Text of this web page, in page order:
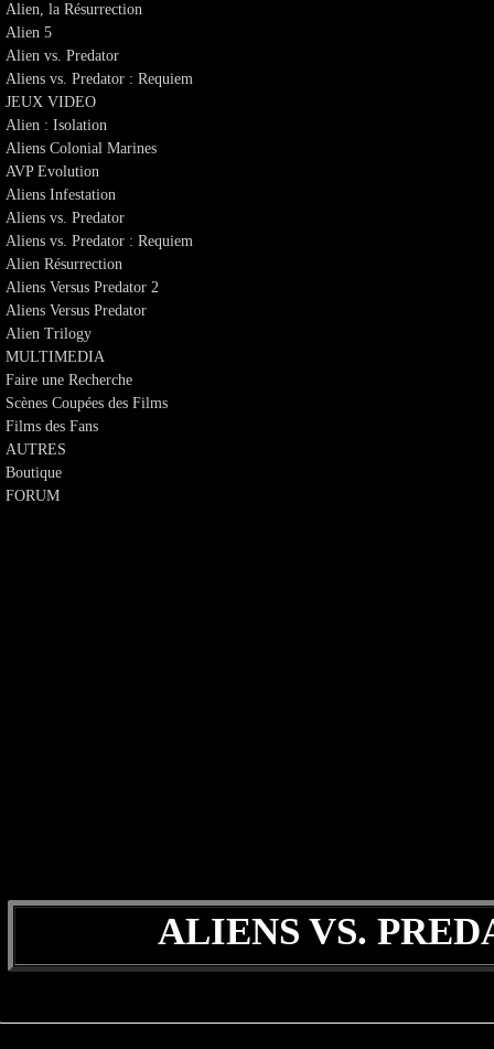
Alien, la Résurrection
Alien 5
Alien vs. Predator
Aliens vs. Predator : Requiem
JEUX VIDEO
Alien : Isolation
Aliens Colonial Marines
AVP Evolution
Aliens Infestation
Aliens vs. Predator
Aliens vs. Predator : Requiem
Alien Résurrection
Aliens Versus Predator 2
Aliens Versus Predator
Alien Trilogy
MULTIMEDIA
Faire une Recherche
Scènes Coupées des Films
Films des Fans
AUTRES
Boutique
FORUM
ALIENS VS.